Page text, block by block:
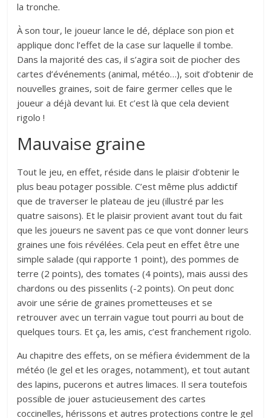
la tronche.
À son tour, le joueur lance le dé, déplace son pion et
applique donc l’effet de la case sur laquelle il tombe.
Dans la majorité des cas, il s’agira soit de piocher des
cartes d’événements (animal, météo…), soit d’obtenir de
nouvelles graines, soit de faire germer celles que le
joueur a déjà devant lui. Et c’est là que cela devient
rigolo !
Mauvaise graine
Tout le jeu, en effet, réside dans le plaisir d’obtenir le
plus beau potager possible. C’est même plus addictif
que de traverser le plateau de jeu (illustré par les
quatre saisons). Et le plaisir provient avant tout du fait
que les joueurs ne savent pas ce que vont donner leurs
graines une fois révélées. Cela peut en effet être une
simple salade (qui rapporte 1 point), des pommes de
terre (2 points), des tomates (4 points), mais aussi des
chardons ou des pissenlits (-2 points). On peut donc
avoir une série de graines prometteuses et se
retrouver avec un terrain vague tout pourri au bout de
quelques tours. Et ça, les amis, c’est franchement rigolo.
Au chapitre des effets, on se méfiera évidemment de la
météo (le gel et les orages, notamment), et tout autant
des lapins, pucerons et autres limaces. Il sera toutefois
possible de jouer astucieusement des cartes
coccinelles, hérissons et autres protections contre le gel